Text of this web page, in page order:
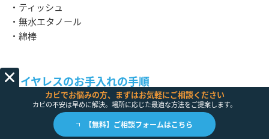
・ティッシュ
・無水エタノール
・綿棒
ワイヤレスのお手入れの手順
①イヤホンの装着部分の汚れを取り除く
②ケースの汚れを取り除く
カビでお悩みの方、まずはお気軽にご相談ください
カビの不安は早めに解決。場所に応じた最適な方法をご提案します。
【無料】ご相談フォームはこちら